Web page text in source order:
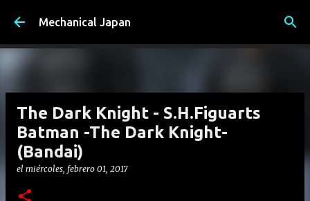
Ir al contenido principal
Mechanical Japan
The Dark Knight - S.H.Figuarts
Batman -The Dark Knight-
(Bandai)
el miércoles, febrero 01, 2017